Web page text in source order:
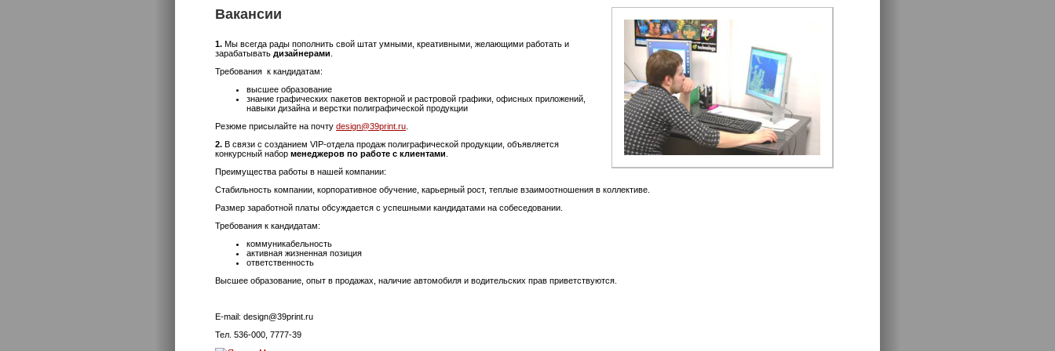
Вакансии
1. Мы всегда рады пополнить свой штат умными, креативными, желающими работать и
зарабатывать дизайнерами
Требования к кандидатам:
высшее образование
знание графических пакетов векторной и растровой графики, офисных приложений,
навыки дизайна и верстки полиграфической продукции
Резюме присылайте на почту design@39print.ru
2. В связи с созданием VIP-отдела продаж полиграфической продукции, объявляется
конкурсный набор менеджеров по работе с клиентами
Преимущества работы в нашей компании:
Стабильность компании, корпоративное обучение, карьерный рост, теплые взаимоотношения в коллективе.
Размер заработной платы обсуждается с успешными кандидатами на собеседовании.
Требования к кандидатам:
коммуникабельность
активная жизненная позиция
ответственность
Высшее образование, опыт в продажах, наличие автомобиля и водительских прав приветствуются.
E-mail: design@39print.ru
Тел. 536-000, 7777-39